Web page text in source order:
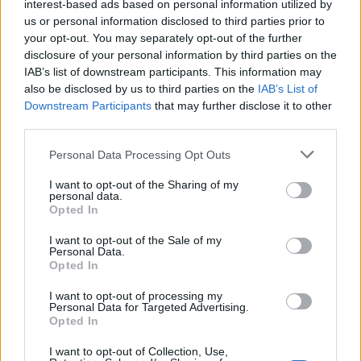
interest-based ads based on personal information utilized by
us or personal information disclosed to third parties prior to
your opt-out. You may separately opt-out of the further
disclosure of your personal information by third parties on the
IAB’s list of downstream participants. This information may
also be disclosed by us to third parties on the IAB’s List of
Downstream Participants that may further disclose it to other
Personal Data Processing Opt Outs
I want to opt-out of the Sharing of my
personal data.
Opted In
I want to opt-out of the Sale of my
Personal Data.
Opted In
I want to opt-out of processing my
Personal Data for Targeted Advertising.
Opted In
I want to opt-out of Collection, Use,
Κραυγή αγωνίας από τον ΕΟΣ
Σάμου για τις καταστροφές από
αγριογούρουνα
Ο Συνεταιρισμός ζητά επείγοντα
μέτρα και αποζημιώσεις για τους
αμπελουργούς, προειδοποιώντας
για σοβαρές απώλειες ενόψει του
τρύγου
ΑΓΡΟΤΕΣ
«Καθαροί» οι τελευταίοι έλεγχοι
για αφθώδη πυρετό στη Λέσβο
Δεν εντοπίστηκε θετική εκτροφή
στα 30 αποτελέσματα που
Αιγαίου
Φώτα ανοιχτά, τιμές χαμηλά στη
Λευκή Νύχτα της Μυτιλήνης
εκπτώσεις, μουσική και ανοιχτά